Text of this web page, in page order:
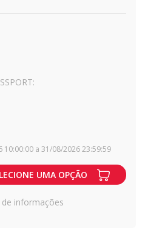
a 31/08/2026 23:59:59
UMA OPÇÃO
de informações